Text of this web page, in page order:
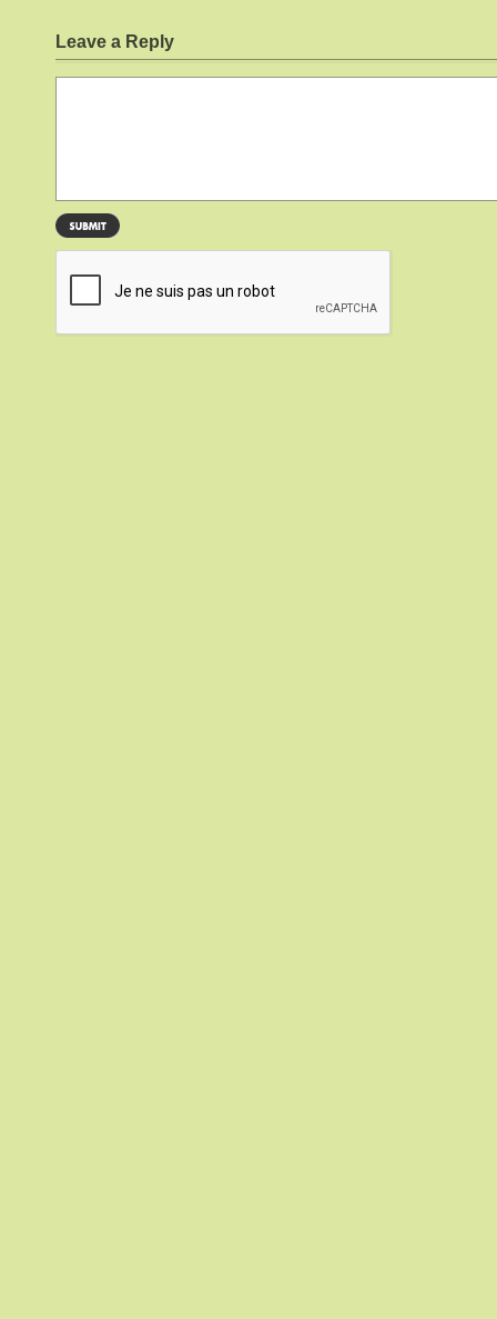
Leave a Reply